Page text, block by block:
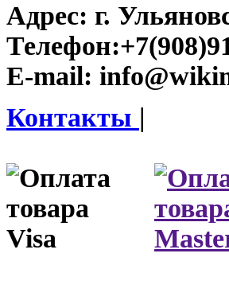
Адрес: г.
Телефон:
E-mail:
Контакты |